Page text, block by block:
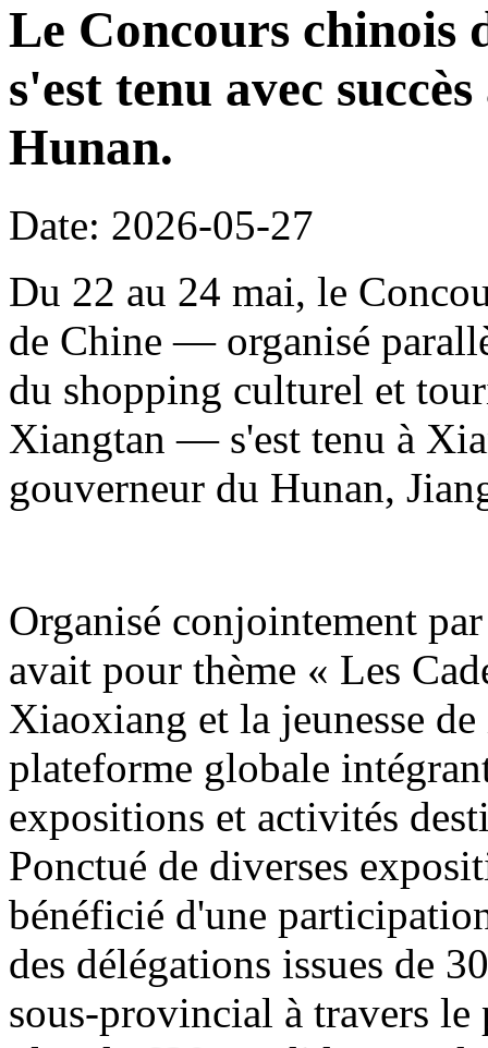
Le Concours chinois
s'est tenu avec
Hunan.
Date: 2026-05-27
Du 22 au 24 mai, le
de Chine — organisé
du shopping culturel et
Xiangtan — s'est tenu à
gouverneur du Hunan,
Organisé conjointement
avait pour thème « Les
Xiaoxiang et la jeunesse
plateforme globale
expositions et activités
Ponctué de diverses
bénéficié d'une
des délégations issues de
sous-provincial à travers